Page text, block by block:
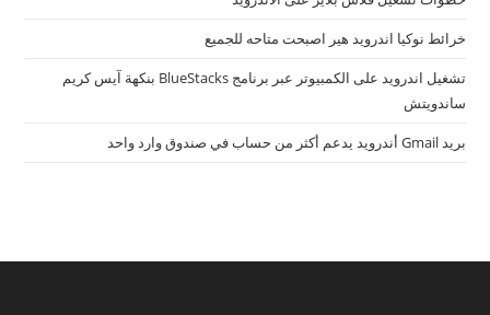
خرائط نوكيا اندرويد هير اصبحت متاحه للجميع
تشغيل اندرويد على الكمبيوتر عبر برنامج BlueStacks بنكهة آيس كريم
ساندويتش
بريد Gmail أندرويد يدعم أكثر من حساب في صندوق وارد واحد